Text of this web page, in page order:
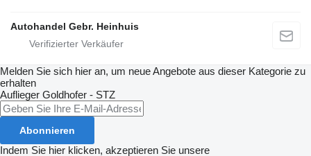
Autohandel Gebr. Heinhuis
Melden Sie sich hier an, um neue Angebote aus dieser Kategorie zu
erhalten
Auflieger Goldhofer - STZ
Abonnieren
Indem Sie hier klicken, akzeptieren Sie unsere